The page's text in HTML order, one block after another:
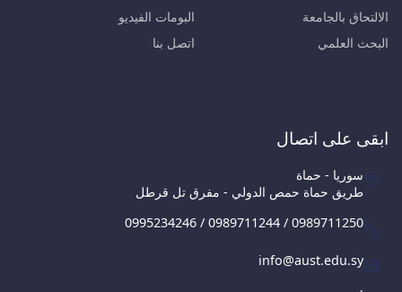
الالتحاق بالجامعة
البحث العلمي
البومات الفيديو
اتصل بنا
ابقى على اتصال
سوريا - حماة
طريق حماة حمص الدولي - مفرق تل قرطل
0995234246 / 0989711244 / 0989711250
info@aust.edu.sy